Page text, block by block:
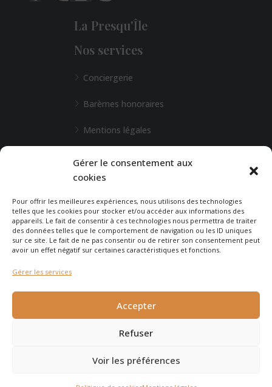
Gérer le consentement aux
cookies
Pour offrir les meilleures expériences, nous utilisons des technologies
telles que les cookies pour stocker et/ou accéder aux informations des
appareils. Le fait de consentir à ces technologies nous permettra de traiter
des données telles que le comportement de navigation ou les ID uniques
sur ce site. Le fait de ne pas consentir ou de retirer son consentement peut
avoir un effet négatif sur certaines caractéristiques et fonctions.
Gérer les services
Accepter
Refuser
Voir les préférences
Agence Immobilière du Cap Ferret
La Presqu'Île
Nos services
Conciergerie
Barèmes honoraires
Mentions légales
Une demande particulière ?
CONTACTEZ-NOUS
© 2026 - Agence Immobilière du Cap - site réalisé par
et Chocolatine Studio